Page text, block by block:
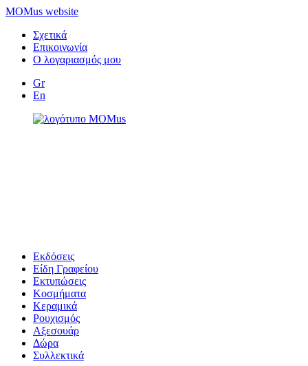
MOMus website
Σχετικά
Επικοινωνία
Ο λογαριασμός μου
Gr
En
Εκδόσεις
Είδη Γραφείου
Εκτυπώσεις
Κοσμήματα
Κεραμικά
Ρουχισμός
Αξεσουάρ
Δώρα
Συλλεκτικά